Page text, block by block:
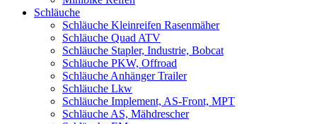
Schläuche
Schläuche Kleinreifen Rasenmäher
Schläuche Quad ATV
Schläuche Stapler, Industrie, Bobcat
Schläuche PKW, Offroad
Schläuche Anhänger Trailer
Schläuche Lkw
Schläuche Implement, AS-Front, MPT
Schläuche AS, Mähdrescher